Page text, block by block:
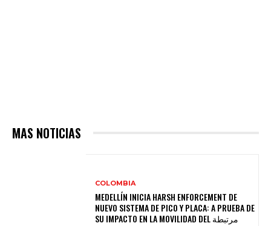
MAS NOTICIAS
COLOMBIA
MEDELLÍN INICIA HARSH ENFORCEMENT DE
NUEVO SISTEMA DE PICO Y PLACA: A PRUEBA DE
SU IMPACTO EN LA MOVILIDAD DEL مرتبطة